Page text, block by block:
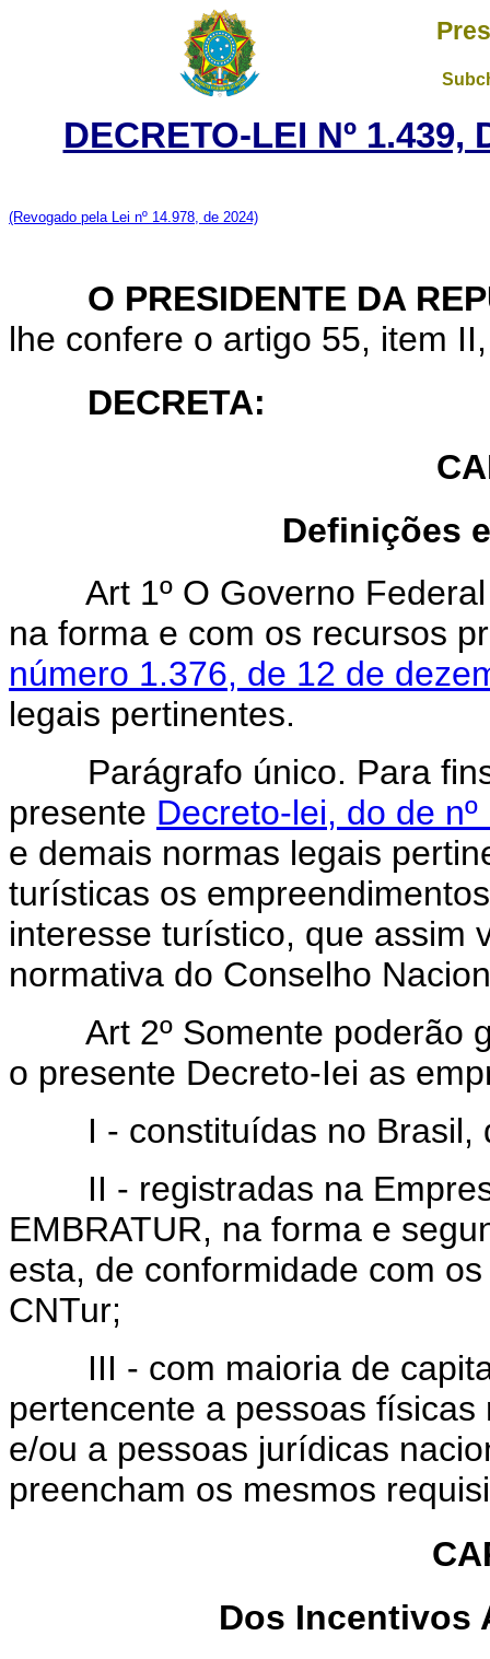
DECRETO-LEI Nº 1.439,
(Revogado pela Lei nº 14.978, de 2024)
O PRESIDENTE DA
lhe confere o artigo 55, item
DECRETA:
Definições
Art 1º O Governo
na forma e com os recursos
número 1.376, de 12 de
legais pertinentes.
Parágrafo único. Para fins
presente Decreto-lei, do de
e demais normas legais
turísticas os
interesse turístico, que assim
normativa do Conselho
Art 2º Somente poderão
o presente Decreto-Iei as
I - constituídas no Brasil,
II - registradas na
EMBRATUR, na forma e
esta, de conformidade com
CNTur;
III - com maioria de
pertencente a pessoas
e/ou a pessoas jurídicas
preencham os mesmos
Dos Incentivos